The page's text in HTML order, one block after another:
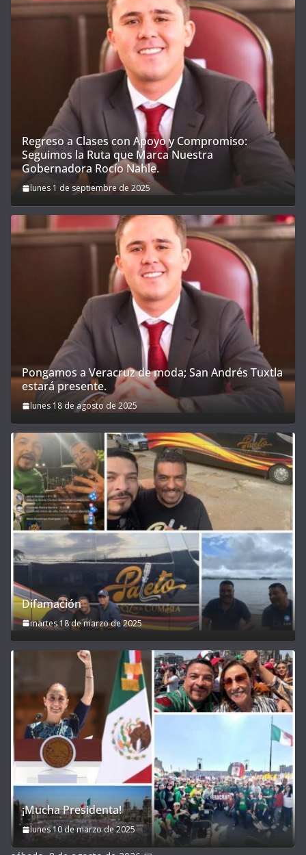
Regreso a Clases con Apoyo y Compromiso:
Seguimos la Ruta que Marca Nuestra
Gobernadora Rocío Nahle.
lunes 1 de septiembre de 2025
Pongamos a Veracruz de moda; San Andrés Tuxtla
estará presente.
lunes 18 de agosto de 2025
Difamación
martes 18 de marzo de 2025
¡Mucha Presidenta!
lunes 10 de marzo de 2025